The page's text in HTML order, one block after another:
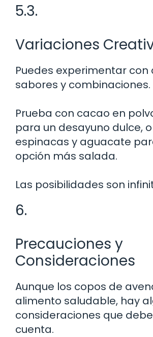
5.3.
Variaciones
Puedes experimentar con
sabores y combinaciones.
Prueba con cacao en
para un desayuno dulce,
espinacas y aguacate
opción más salada.
Las posibilidades son
6.
Precauciones y
Consideraciones
Aunque los copos de
alimento saludable, hay
consideraciones que
cuenta.